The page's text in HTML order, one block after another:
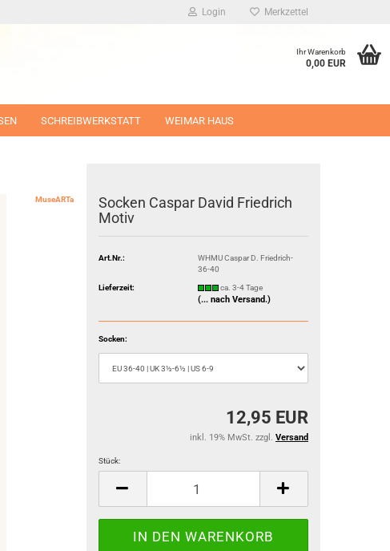
Login Merkzettel
Ihr Warenkorb
0,00 EUR
SCHREIBWERKSTATT WEIMAR HAUS
MuseARTa
Socken Caspar David Friedrich
Motiv
Art.Nr.:
WHMU Caspar D. Friedrich-
36-40
Lieferzeit: ca. 3-4 Tage
(... nach Versand.)
Socken:
12,95 EUR
inkl. 19% MwSt. zzgl. Versand
Stück: